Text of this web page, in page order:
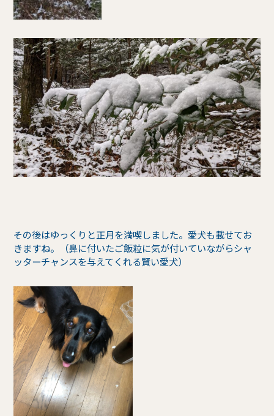
その後はゆっくりと正月を満喫しました。愛犬も載せてお
きますね。（鼻に付いたご飯粒に気が付いていながらシャ
ッターチャンスを与えてくれる賢い愛犬）